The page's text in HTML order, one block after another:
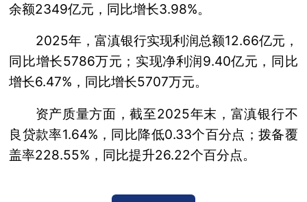
余额2349亿元，同比增长3.98%。
2025年，富滇银行实现利润总额12.66亿元，
同比增长5786万元；实现净利润9.40亿元，同比
增长6.47%，同比增长5707万元。
资产质量方面，截至2025年末，富滇银行不
良贷款率1.64%，同比降低0.33个百分点；拨备覆
盖率228.55%，同比提升26.22个百分点。